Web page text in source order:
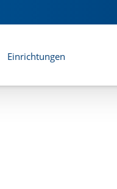
Einrichtungen